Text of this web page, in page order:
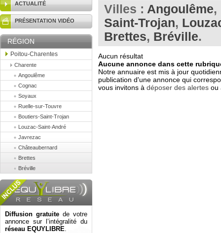
ACTUALITÉ
PRÉSENTATION VIDÉO
RÉGION
Poitou-Charentes
Charente
Angoulême
Cognac
Soyaux
Ruelle-sur-Touvre
Boutiers-Saint-Trojan
Louzac-Saint-André
Javrezac
Châteaubernard
Brettes
Bréville
Diffusion gratuite de votre
annonce sur l’intégralité du
réseau EQUYLIBRE.
Villes : Angoulême,
Saint-Trojan,
Brettes, Bréville.
Aucun résultat
Aucune annonce dans cette
Notre annuaire est mis à jour
publication d'une annonce qui
vous invitons à déposer des alertes ou